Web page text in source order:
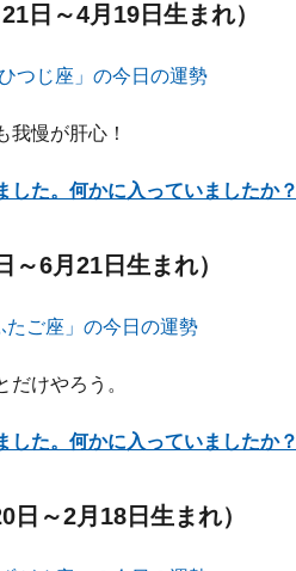
日～4月19日生まれ）
我慢が肝心！
した。何かに入っていましたか？
6月21日生まれ）
けやろう。
した。何かに入っていましたか？
～2月18日生まれ）